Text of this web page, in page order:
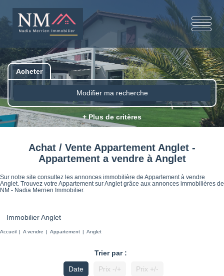
Acheter
Modifier ma recherche
+ Plus de critères
Achat / Vente Appartement Anglet -
Appartement a vendre à Anglet
Sur notre site consultez les annonces immobilière de Appartement à vendre
Anglet. Trouvez votre Appartement sur Anglet grâce aux annonces immobilières de
NM - Nadia Merrien Immobilier.
Immobilier Anglet
Accueil A vendre Appartement Anglet
Trier par :
Date
Prix -/+ Prix +/-